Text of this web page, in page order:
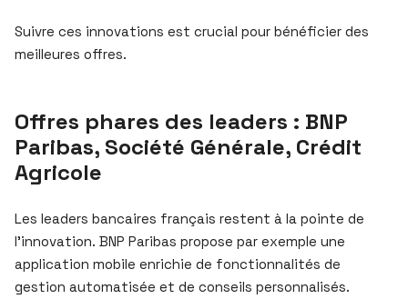
Suivre ces innovations est crucial pour bénéficier des
meilleures offres.
Offres phares des leaders : BNP
Paribas, Société Générale, Crédit
Agricole
Les leaders bancaires français restent à la pointe de
l’innovation. BNP Paribas propose par exemple une
application mobile enrichie de fonctionnalités de
gestion automatisée et de conseils personnalisés.